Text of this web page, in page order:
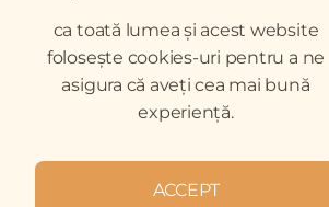
Înregistrările distribuţiei
conţină suficiente
permite trasabilitatea
înregistrări trebuie să
retragerea unei serii de
şi identificarea beneficiarilor."
ca toată lumea și acest website
folosește cookies-uri pentru a ne
asigura că aveți cea mai bună
experiență.
ACCEPT